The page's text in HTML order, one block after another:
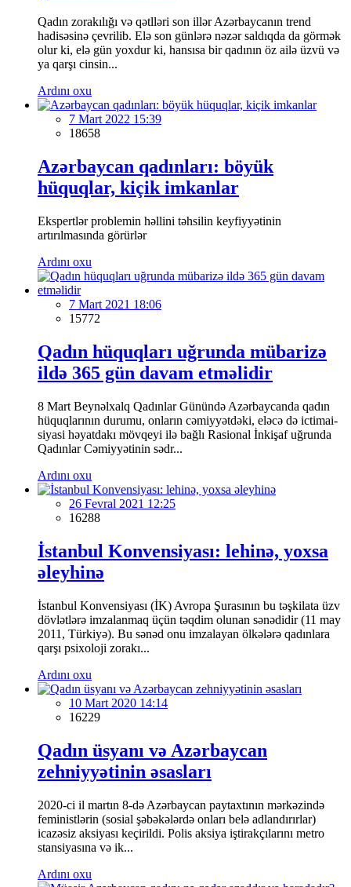
Qadın zorakılığı və qətlləri son illər Azərbaycanın trend
hadisəsinə çevrilib. Elə son günlərə nəzər saldıqda da görmək
olur ki, elə gün yoxdur ki, hansısa bir qadının öz ailə üzvü və
ya qarşı cinsin...
Ardını oxu
7 Mart 2022 15:39
18658
Azərbaycan qadınları: böyük
hüquqlar, kiçik imkanlar
Ekspertlər problemin həllini təhsilin keyfiyyətinin
artırılmasında görürlər
Ardını oxu
7 Mart 2021 18:06
15772
Qadın hüquqları uğrunda mübarizə
ildə 365 gün davam etməlidir
8 Mart Beynəlxalq Qadınlar Günündə Azərbaycanda qadın
hüquqlarının durumu, onların cəmiyyətdəki, eləcə də ictimai-
siyasi həyatdakı mövqeyi ilə bağlı Rasional İnkişaf uğrunda
Qadınlar Cəmiyyətinin sədr...
Ardını oxu
26 Fevral 2021 12:25
16288
İstanbul Konvensiyası: lehinə, yoxsa
əleyhinə
İstanbul Konvensiyası (İK) Avropa Şurasının bu təşkilata üzv
dövlətlərə imzalanmaq üçün təqdim olunan sənədidir (11 may
2011, Türkiyə). Bu sənəd onu imzalayan ölkələrə qadınlara
qarşı psixoloji zorakı...
Ardını oxu
10 Mart 2020 14:14
16229
Qadın üsyanı və Azərbaycan
zehniyyətinin əsasları
2020-ci il martın 8-də Azərbaycan paytaxtının mərkəzində
feministlərin (sosial şəbəkələrdə onları belə adlandırırlar)
icazəsiz aksiyası keçirildi. Polis aksiya iştirakçılarını metro
stansiyasına və ik...
Ardını oxu